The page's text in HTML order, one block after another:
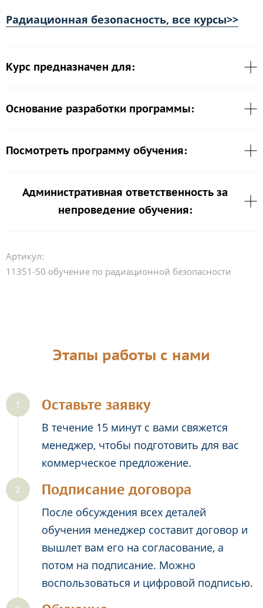
Радиационная безопасность, все курсы>>
Курс предназначен для:
Основание разработки программы:
Посмотреть программу обучения:
Административная ответственность за
непроведение обучения:
Артикул:
11351-50 обучение по радиационной безопасности
Этапы работы с нами
Оставьте заявку
В течение 15 минут с вами свяжется
менеджер, чтобы подготовить для вас
коммерческое предложение.
Подписание договора
После обсуждения всех деталей
обучения менеджер составит договор и
вышлет вам его на согласование, а
потом на подписание. Можно
воспользоваться и цифровой подписью.